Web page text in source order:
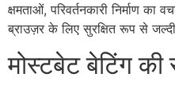
क्षमताओं, परिवर्तनकारी निर्माण
ब्राउज़र के लिए सुरक्षित रूप से
मोस्टबेट बेटिंग